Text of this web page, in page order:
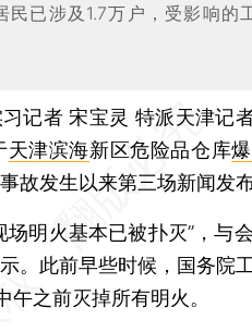
民已涉及1.7万户，受影响的
习记者 宋宝灵 特派天津记
天津滨海新区危险品仓库
故发生以来第三场新闻发布
明火基本已被扑灭”，与
。此前早些时候，国务院
之前灭掉所有明火。